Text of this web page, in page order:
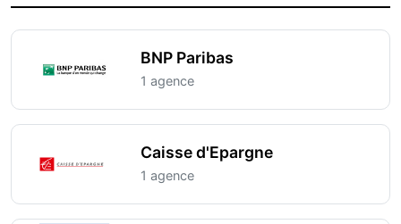
BNP Paribas
1 agence
Caisse d'Epargne
1 agence